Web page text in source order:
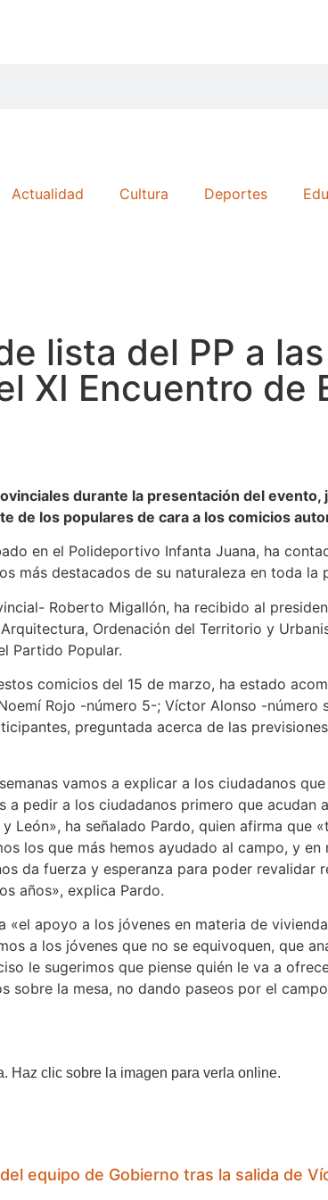
Actualidad Cultura Deportes
lista del PP a
XI Encuentro de
durante la presentación del
de los populares de cara a los comicios
en el Polideportivo Infanta Juana, ha
más destacados de su naturaleza en toda
Roberto Migallón, ha recibido al
Ordenación del Territorio y
Partido Popular.
comicios del 15 de marzo, ha estado
Rojo -número 5-; Víctor Alonso -
preguntada acerca de las
vamos a explicar a los ciudadanos
pedir a los ciudadanos primero que
ha señalado Pardo, quien afirma que
los que más hemos ayudado al campo, y
da fuerza y esperanza para poder
años», explica Pardo.
apoyo a los jóvenes en materia de
a los jóvenes que no se equivoquen, que
le sugerimos que piense quién le va a
sobre la mesa, no dando paseos por el
Haz clic sobre la imagen para verla online.
equipo de Gobierno tras la salida de